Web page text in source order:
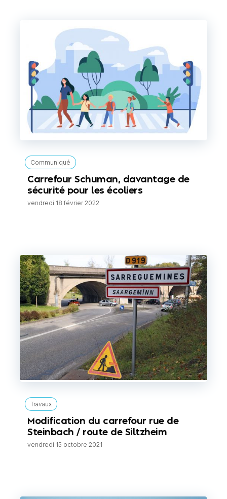
Communiqué
Carrefour Schuman, davantage de
sécurité pour les écoliers
vendredi 18 février 2022
Travaux
Modification du carrefour rue de
Steinbach / route de Siltzheim
vendredi 15 octobre 2021